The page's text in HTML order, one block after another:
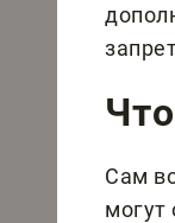
Сам
могут